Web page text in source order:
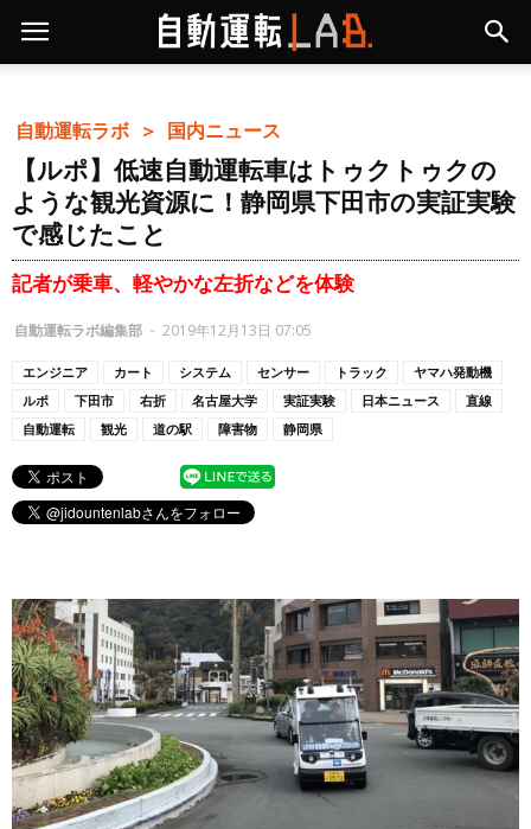
自動運転ラボ ＞ 国内ニュース
【ルポ】低速自動運転車はトゥクトゥクの
ような観光資源に！静岡県下田市の実証実験
で感じたこと
記者が乗車、軽やかな左折などを体験
自動運転ラボ編集部 - 2019年12月13日 07:05
エンジニア カート システム センサー トラック
ヤマハ発動機
ルポ
下田市 右折 名古屋大学 実証実験 日本ニュース
直線
自動運転
観光 道の駅 障害物 静岡県